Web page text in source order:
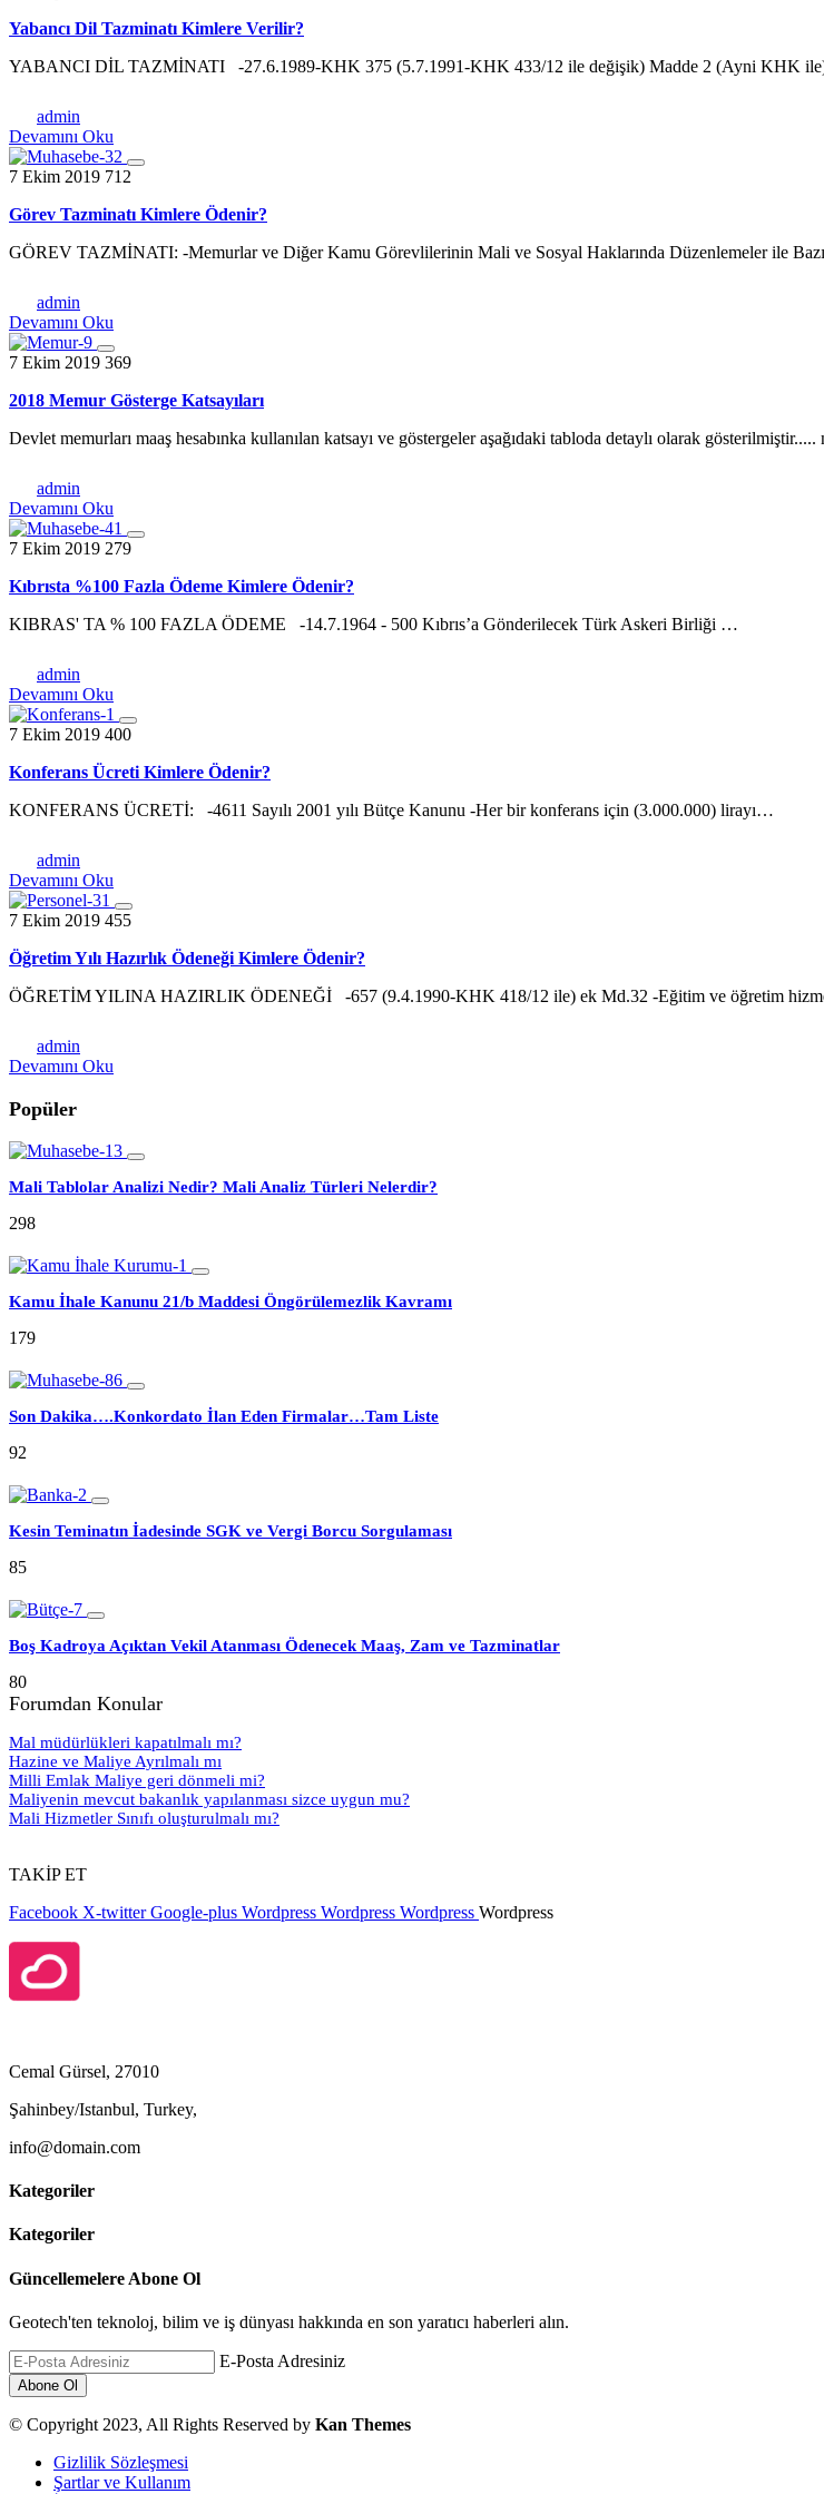
Yabancı Dil Tazminatı Kimlere Verilir?
YABANCI DİL TAZMİNATI -27.6.1989-KHK 375 (5.7.1991-KHK 433/12 ile değişik) Madde 2 (Ayni KHK
admin
Devamını Oku
7 Ekim 2019 712
Görev Tazminatı Kimlere Ödenir?
GÖREV TAZMİNATI: -Memurlar ve Diğer Kamu Görevlilerinin Mali ve Sosyal Haklarında Düzenlemeler ile
admin
Devamını Oku
7 Ekim 2019 369
2018 Memur Gösterge Katsayıları
Devlet memurları maaş hesabınka kullanılan katsayı ve göstergeler aşağıdaki tabloda detaylı olarak
admin
Devamını Oku
7 Ekim 2019 279
Kıbrısta %100 Fazla Ödeme Kimlere Ödenir?
KIBRAS' TA % 100 FAZLA ÖDEME -14.7.1964 - 500 Kıbrıs’a Gönderilecek Türk Askeri Birliği …
admin
Devamını Oku
7 Ekim 2019 400
Konferans Ücreti Kimlere Ödenir?
KONFERANS ÜCRETİ: -4611 Sayılı 2001 yılı Bütçe Kanunu -Her bir konferans için (3.000.000) lirayı…
admin
Devamını Oku
7 Ekim 2019 455
Öğretim Yılı Hazırlık Ödeneği Kimlere Ödenir?
ÖĞRETİM YILINA HAZIRLIK ÖDENEĞİ -657 (9.4.1990-KHK 418/12 ile) ek Md.32 -Eğitim ve öğretim
admin
Devamını Oku
Popüler
Mali Tablolar Analizi Nedir? Mali Analiz Türleri Nelerdir?
298
Kamu İhale Kanunu 21/b Maddesi Öngörülemezlik Kavramı
179
Son Dakika….Konkordato İlan Eden Firmalar…Tam Liste
92
Kesin Teminatın İadesinde SGK ve Vergi Borcu Sorgulaması
85
Boş Kadroya Açıktan Vekil Atanması Ödenecek Maaş, Zam ve Tazminatlar
80
Forumdan Konular
Mal müdürlükleri kapatılmalı mı?
Hazine ve Maliye Ayrılmalı mı
Milli Emlak Maliye geri dönmeli mi?
Maliyenin mevcut bakanlık yapılanması sizce uygun mu?
Mali Hizmetler Sınıfı oluşturulmalı mı?
TAKİP ET
Facebook X-twitter Google-plus Wordpress Wordpress Wordpress Wordpress
Cemal Gürsel, 27010
Şahinbey/Istanbul, Turkey,
info@domain.com
Kategoriler
Kategoriler
Güncellemelere Abone Ol
Geotech'ten teknoloj, bilim ve iş dünyası hakkında en son yaratıcı haberleri alın.
E-Posta Adresiniz
© Copyright 2023, All Rights Reserved by Kan Themes
Gizlilik Sözleşmesi
Şartlar ve Kullanım